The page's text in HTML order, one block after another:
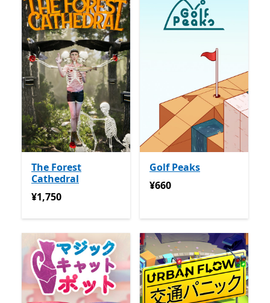
The Forest
Cathedral
¥1,750
¥1,750
Golf Peaks
¥660
¥660